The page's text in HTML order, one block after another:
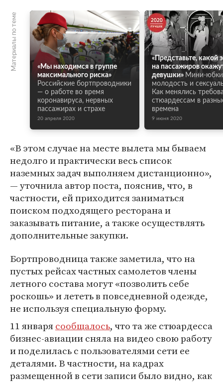
Материалы по теме
«Мы находимся в группе
максимального риска»
Российские бортпроводники
— о работе во время
коронавируса, нервных
пассажирах и страхе
20 апреля 2020
«Представьте, какой
на пассажиров
девушки» Мини-
молодость и
Как менялись
стюардессам в
времена
9 июня 2020
«В этом случае на месте вылета мы бываем
недолго и практически весь список
наземных задач выполняем дистанционно»,
— уточнила автор поста, пояснив, что, в
частности, ей приходится заниматься
поиском подходящего ресторана и
заказывать питание, а также осуществлять
дополнительные закупки.
Бортпроводница также заметила, что на
пустых рейсах частных самолетов члены
летного состава могут «позволить себе
роскошь» и лететь в повседневной одежде,
не используя специальную форму.
11 январясообщалось, что та же стюардесса
бизнес-авиации сняла на видео свою работу
и поделилась с пользователями сети ее
деталями. В частности, на кадрах
размещенной в сети записи было видно, как